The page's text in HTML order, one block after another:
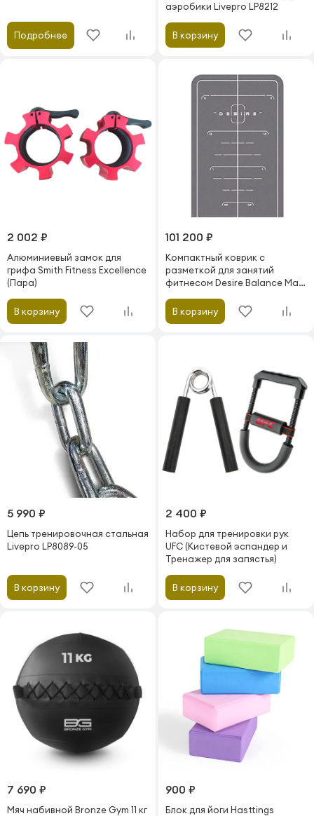
Подробнее
аэробики Livepro LP8212
В корзину
2 002 ₽
Алюминиевый замок для
грифа Smith Fitness Excellence
(Пара)
В корзину
101 200 ₽
Компактный коврик с
разметкой для занятий
фитнесом Desire Balance Mat
В корзину
5 990 ₽
Цепь тренировочная стальная
Livepro LP8089-05
В корзину
2 400 ₽
Набор для тренировки рук
UFC (Кистевой эспандер и
Тренажер для запястья)
В корзину
7 690 ₽
Мяч набивной Bronze Gym 11 кг
900 ₽
Блок для йоги Hasttings